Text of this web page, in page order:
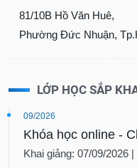
81/10B Hồ Văn Huê,
Phường Đức Nhuận,
LỚP HỌC SẮP
09/2026
Khóa học online -
Khai giảng: 07/09/2026